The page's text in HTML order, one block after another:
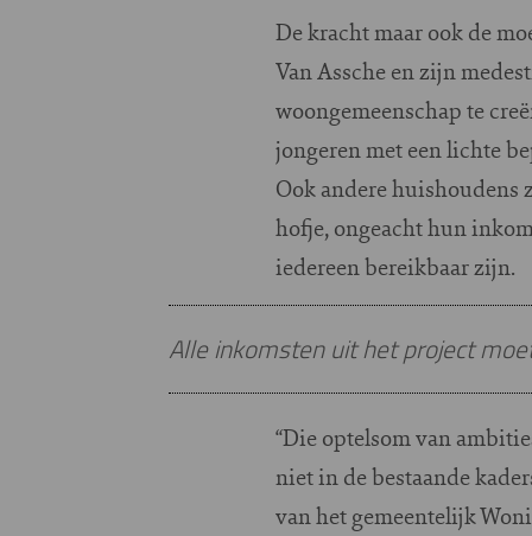
De kracht maar ook de
Van Assche en zijn
woongemeenschap te
jongeren met een lichte
Ook andere huishoudens
hofje, ongeacht hun
iedereen bereikbaar zijn.
Alle inkomsten uit het project
“Die optelsom van
niet in de bestaande
van het gemeentelijk